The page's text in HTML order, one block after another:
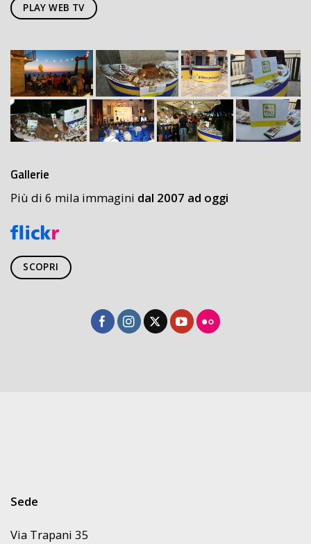
PLAY WEB TV
Gallerie
Più di 6 mila immagini dal 2007 ad oggi
SCOPRI
Sede
Via Trapani 35